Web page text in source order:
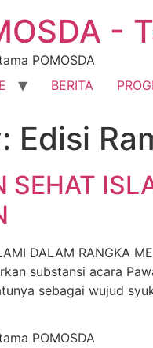
-
POMOSDA
BERITA
Edisi
SEHAT
DALAM RANGKA
substansi acara
sebagai wujud
POMOSDA